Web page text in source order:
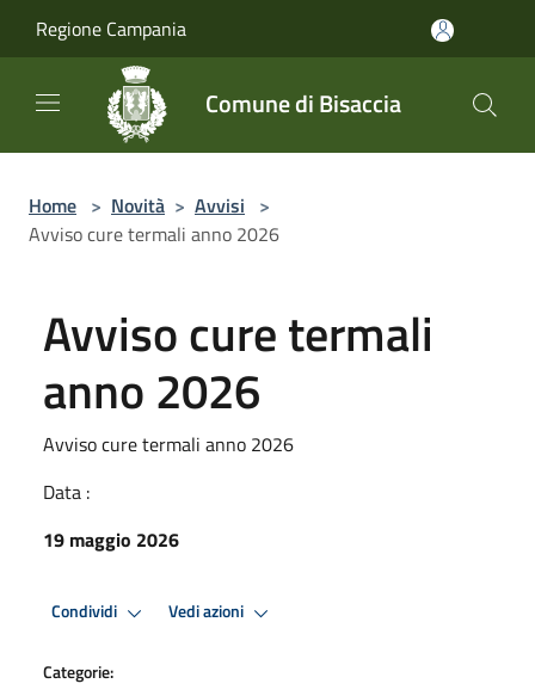
Regione Campania
Comune di Bisaccia
Home > Novità > Avvisi >
Avviso cure termali anno 2026
Avviso cure termali
anno 2026
Avviso cure termali anno 2026
Data :
19 maggio 2026
Condividi Vedi azioni
Categorie: